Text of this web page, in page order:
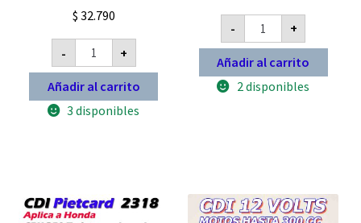
5.00
$ 32.790
-
CDI
Honda
XR
250
R
Pietcard
2076
+
Añadir al carrito
3 disponibles
-
CDI
Honda
XR
400
650
R
Pietcard
+
Añadir al carrito
2 disponibles